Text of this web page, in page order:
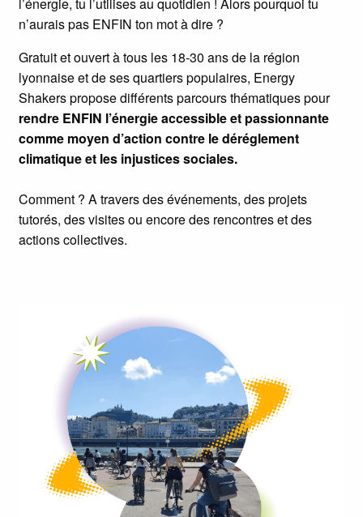
n’aurais pas ENFIN ton mot à dire ?
Gratuit et ouvert à tous les 18-30 ans de la région
lyonnaise et de ses quartiers populaires, Energy
Shakers propose différents parcours thématiques pour
rendre ENFIN l’énergie accessible et passionnante
comme moyen d’action contre le déréglement
climatique et les injustices sociales.
Comment ? A travers des événements, des projets
tutorés, des visites ou encore des rencontres et des
actions collectives.